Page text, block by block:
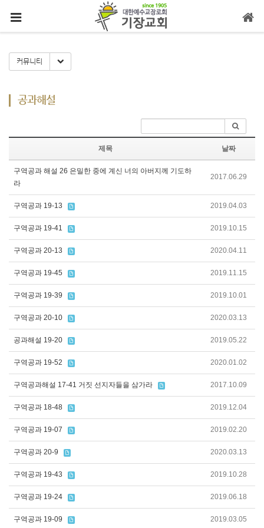
커뮤니티 Toggle Dropdown
공과해설
제목 날짜
구역공과 해설 26 은밀한 중에 계신 너의 아버지께 기도하
라
2017.06.29
구역공과 19-13 2019.04.03
구역공과 19-41 2019.10.15
구역공과 20-13 2020.04.11
구역공과 19-45 2019.11.15
구역공과 19-39 2019.10.01
구역공과 20-10 2020.03.13
공과해설 19-20 2019.05.22
구역공과 19-52 2020.01.02
구역공과해설 17-41 거짓 선지자들을 삼가라 2017.10.09
구역공과 18-48 2019.12.04
구역공과 19-07 2019.02.20
구역공과 20-9 2020.03.13
구역공과 19-43 2019.10.28
구역공과 19-24 2019.06.18
구역공과 19-09 2019.03.05